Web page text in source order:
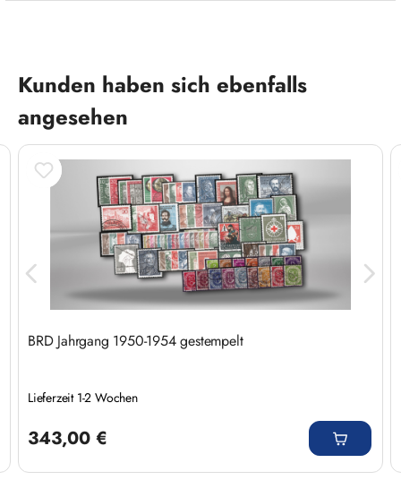
Produktgalerie überspringen
Kunden haben sich ebenfalls
angesehen
BRD Jahrgang 1950-1954 gestempelt
Lieferzeit 1-2 Wochen
343,00 €